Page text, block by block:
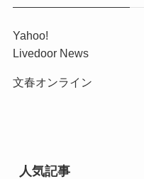
Yahoo!
Livedoor News
文春オンライン
人気記事